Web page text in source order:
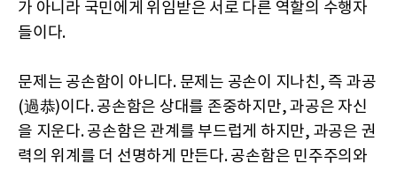
가 아니라 국민에게 위임받은 서로 다른 역할의 수행자
들이다.
문제는 공손함이 아니다. 문제는 공손이 지나친, 즉 과공
(過恭)이다. 공손함은 상대를 존중하지만, 과공은 자신
을 지운다. 공손함은 관계를 부드럽게 하지만, 과공은 권
력의 위계를 더 선명하게 만든다. 공손함은 민주주의와